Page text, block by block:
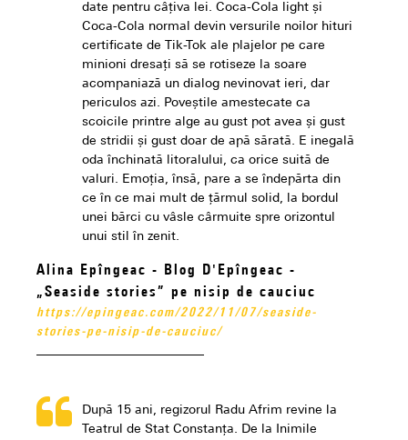
date pentru câţiva lei. Coca-Cola light şi
Coca-Cola normal devin versurile noilor hituri
certificate de Tik-Tok ale plajelor pe care
minioni dresaţi să se rotiseze la soare
acompaniază un dialog nevinovat ieri, dar
periculos azi. Poveştile amestecate ca
scoicile printre alge au gust pot avea şi gust
de stridii şi gust doar de apă sărată. E inegală
oda închinată litoralului, ca orice suită de
valuri. Emoţia, însă, pare a se îndepărta din
ce în ce mai mult de ţărmul solid, la bordul
unei bărci cu vâsle cârmuite spre orizontul
unui stil în zenit.
Alina Epîngeac - Blog D'Epîngeac -
„Seaside stories” pe nisip de cauciuc
https://epingeac.com/2022/11/07/seaside-
stories-pe-nisip-de-cauciuc/
După 15 ani, regizorul Radu Afrim revine la
Teatrul de Stat Constanța. De la Inimile